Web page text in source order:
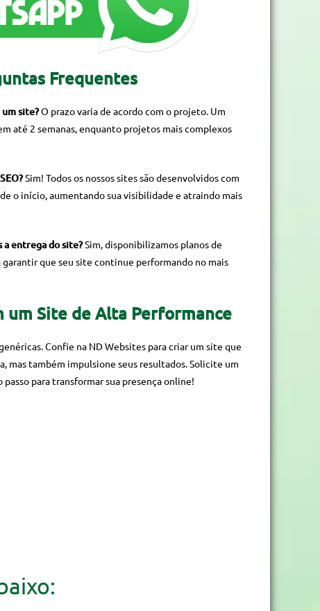
Frequentes
site?O prazo varia de acordo com o projeto. Um
até 2 semanas, enquanto projetos mais complexos
Sim! Todos os nossos sites são desenvolvidos com
o início, aumentando sua visibilidade e atraindo mais
a entrega do site?Sim, disponibilizamos planos de
que seu site continue performando no mais
um Site de Alta Performance
Confie na ND Websites para criar um site que
mas também impulsione seus resultados. Solicite um
para transformar sua presença online!